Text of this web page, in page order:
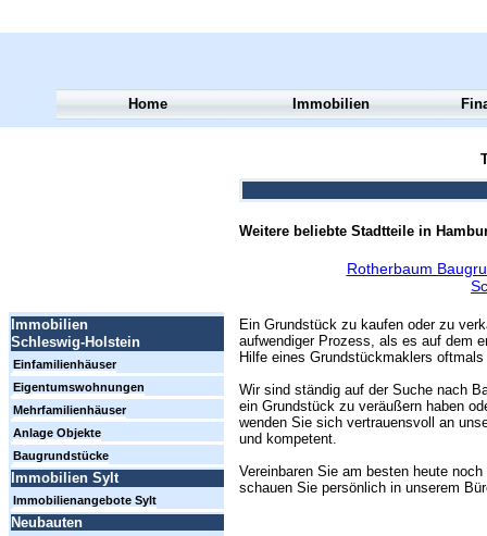
Weitere beliebte Stadtteile in
Rotherbaum
Ein Grundstück zu kaufen oder zu
aufwendiger Prozess, als es auf dem
Hilfe eines Grundstückmaklers
Wir sind ständig auf der Suche nach
ein Grundstück zu veräußern haben
wenden Sie sich vertrauensvoll an
und kompetent.
Vereinbaren Sie am besten heute
schauen Sie persönlich in unserem
Home Immobilien
Immobilien
Schleswig-Holstein
Einfamilienhäuser
Eigentumswohnungen
Mehrfamilienhäuser
Anlage Objekte
Baugrundstücke
Immobilien Sylt
Immobilienangebote Sylt
Neubauten